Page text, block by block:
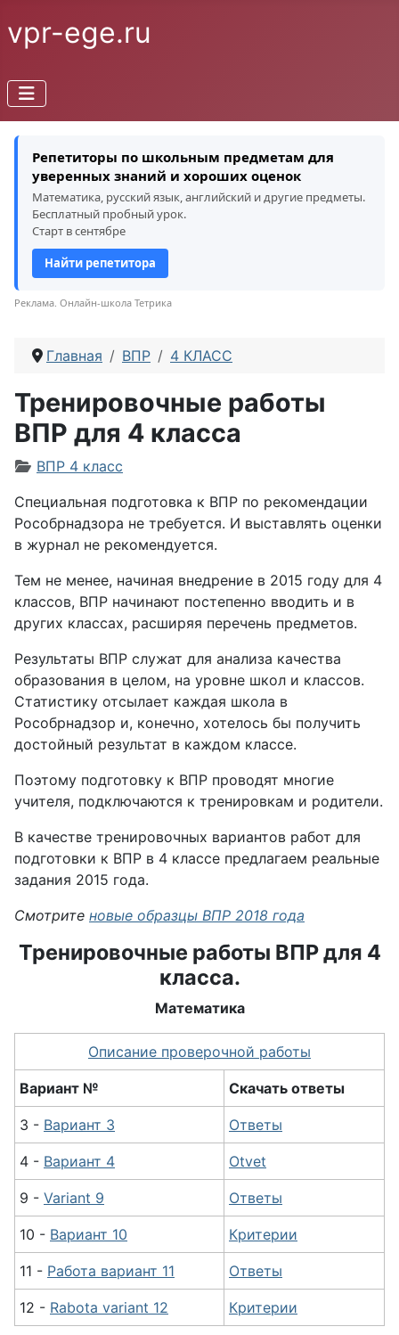
vpr-ege.ru
Репетиторы по школьным предметам для
уверенных знаний и хороших оценок
Математика, русский язык, английский и другие предметы.
Бесплатный пробный урок.
Старт в сентябре
Найти репетитора
Реклама. Онлайн-школа Тетрика
Главная ВПР 4 КЛАСС
Тренировочные работы
ВПР для 4 класса
Информация о материале
ВПР 4 класс
Специальная подготовка к ВПР по рекомендации
Рособрнадзора не требуется. И выставлять оценки
в журнал не рекомендуется.
Тем не менее, начиная внедрение в 2015 году для 4
классов, ВПР начинают постепенно вводить и в
других классах, расширяя перечень предметов.
Результаты ВПР служат для анализа качества
образования в целом, на уровне школ и классов.
Статистику отсылает каждая школа в
Рособрнадзор и, конечно, хотелось бы получить
достойный результат в каждом классе.
Поэтому подготовку к ВПР проводят многие
учителя, подключаются к тренировкам и родители.
В качестве тренировочных вариантов работ для
подготовки к ВПР в 4 классе предлагаем реальные
задания 2015 года.
Смотрите новые образцы ВПР 2018 года
Тренировочные работы ВПР для 4
класса.
Математика
Описание проверочной работы
Вариант № Скачать ответы
3 - Вариант 3 Ответы
4 - Вариант 4 Otvet
9 - Variant 9 Ответы
10 - Вариант 10 Критерии
11 - Работа вариант 11 Ответы
12 - Rabota variant 12 Критерии